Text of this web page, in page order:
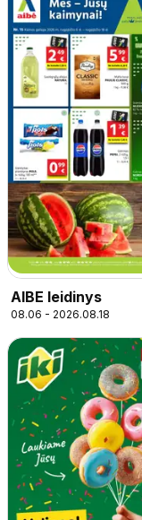
AIBE leidinys
08.06 - 2026.08.18